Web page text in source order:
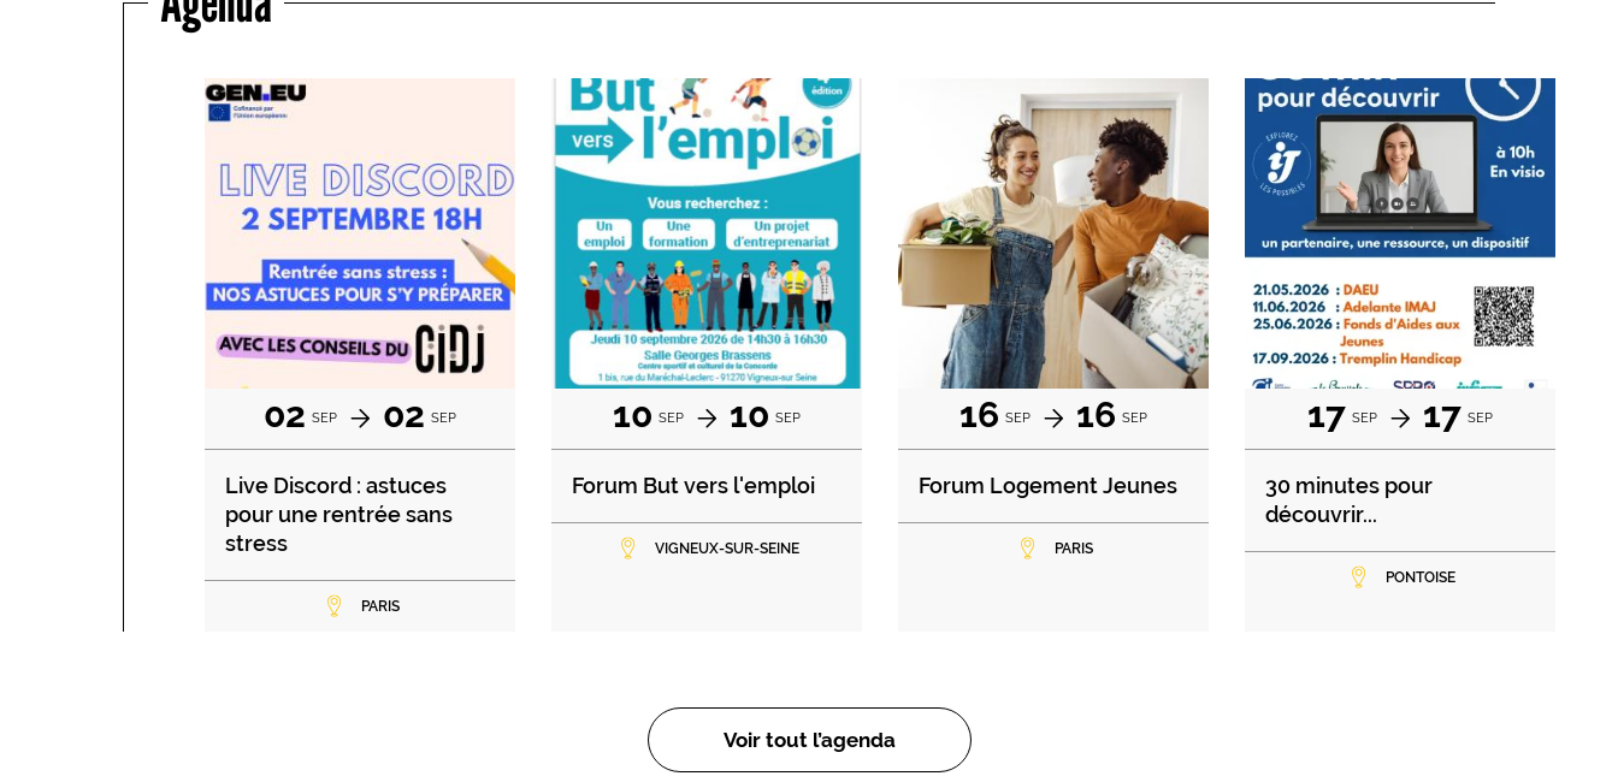
02 SEP 02 SEP
Live Discord : astuces
pour une rentrée sans
stress
PARIS
10 SEP 10 SEP
Forum But vers l'emploi
VIGNEUX-SUR-SEINE
16 SEP 16 SEP
Forum Logement Jeunes
PARIS
17 SEP 17 SEP
30 minutes pour
découvrir...
PONTOISE
Voir tout l’agenda